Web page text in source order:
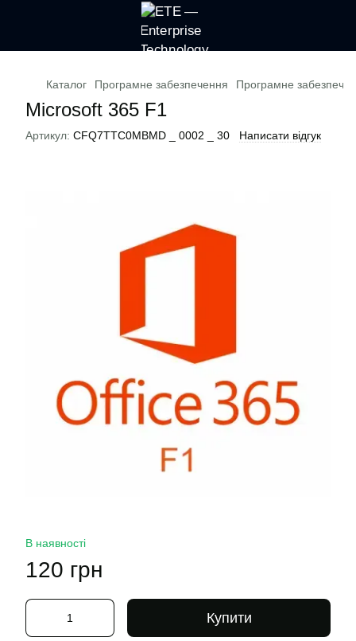
Каталог Програмне забезпечення Програмне
Microsoft 365 F1
Артикул: CFQ7TTC0MBMD _ 0002 _ 30 Написати відгук
В наявності
120 грн
Купити